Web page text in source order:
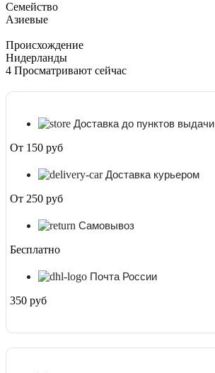
Семейство
Азиевые
Происхождение
Нидерланды
4 Просматривают сейчас
Доставка до пунктов выдачи
От 150 руб
Доставка курьером
От 250 руб
Самовывоз
Бесплатно
Почта России
350 руб